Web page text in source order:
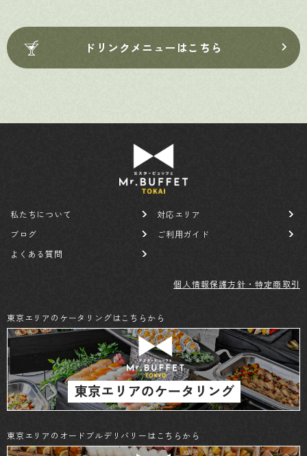
ドリンクメニューはこちら
私たちについて
対応エリア
ブログ
ご利用ガイド
よくある質問
個人情報保護方針・特定商取引
東京エリアのケータリングはこちらから
東京エリアのオードブルデリバリーはこちらから